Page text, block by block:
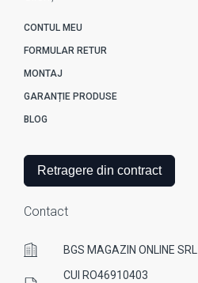
CONTUL MEU
FORMULAR RETUR
MONTAJ
GARANȚIE PRODUSE
BLOG
Retragere din contract
Contact
BGS MAGAZIN ONLINE SRL
CUI RO46910403